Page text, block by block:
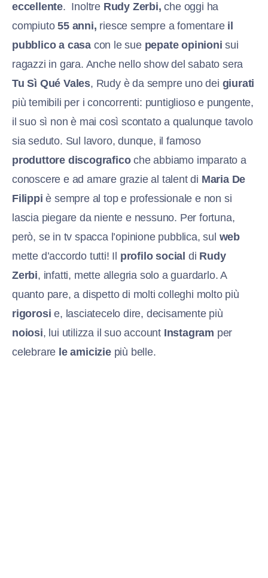
eccellente. Inoltre Rudy Zerbi,che oggi ha
compiuto55 anni, riesce sempre a fomentare il
pubblico a casa con le sue pepate opinioni sui
ragazzi in gara. Anche nello show del sabato sera
Tu Sì Qué Vales, Rudy è da sempre uno dei giurati
più temibili per i concorrenti: puntiglioso e pungente,
il suo sì non è mai così scontato a qualunque tavolo
sia seduto. Sul lavoro, dunque, il famoso
produttore discograficoche abbiamo imparato a
conoscere e ad amare grazie al talent di Maria De
Filippiè sempre al top e professionale e non si
lascia piegare da niente e nessuno. Per fortuna,
però, se in tv spacca l’opinione pubblica, sul web
mette d’accordo tutti! Il profilo social di Rudy
Zerbi, infatti, mette allegria solo a guardarlo. A
quanto pare, a dispetto di molti colleghi molto più
rigorosi e, lasciatecelo dire, decisamente più
noiosi, lui utilizza il suo account Instagram per
celebrare le amiciziepiù belle.